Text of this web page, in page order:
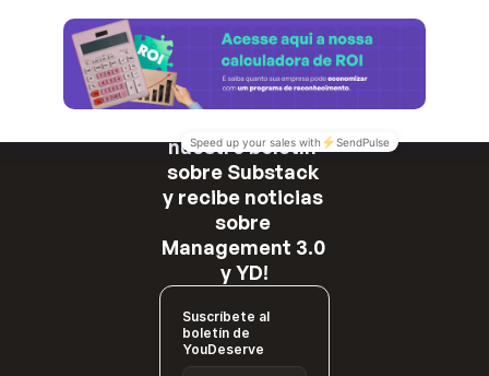
nuestro boletín
sobre Substack
y recibe noticias
sobre
Management 3.0
y YD!
Suscríbete al
boletín de
YouDeserve